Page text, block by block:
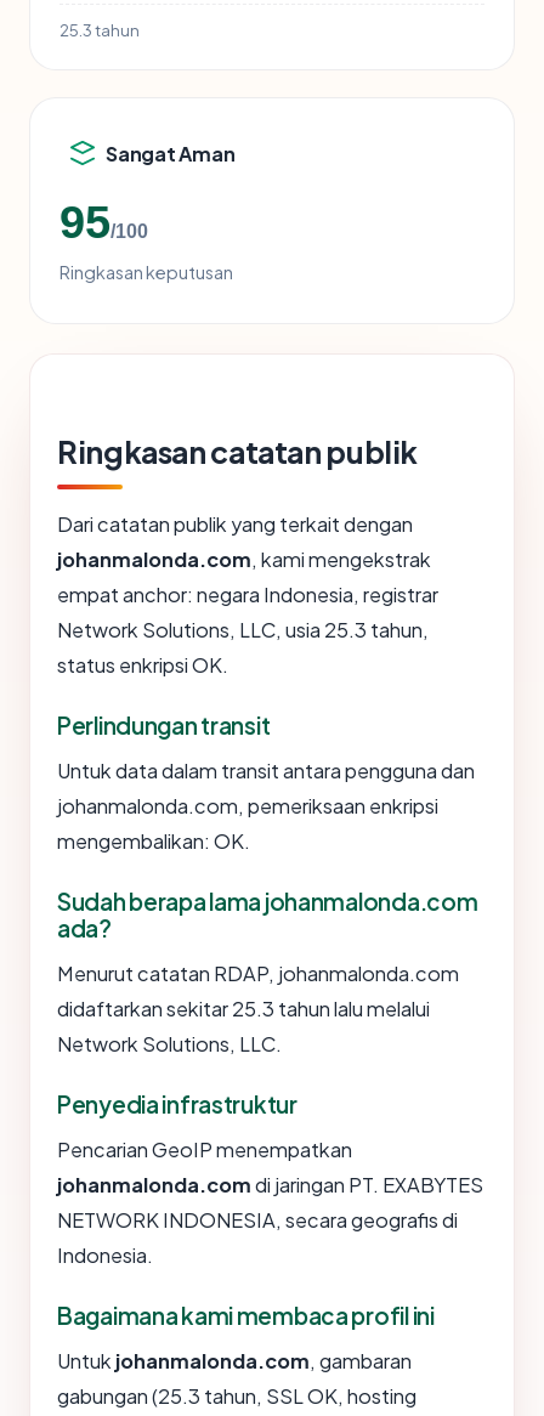
25.3 tahun
Sangat Aman
95/100
Ringkasan keputusan
Ringkasan catatan publik
Dari catatan publik yang terkait dengan
johanmalonda.com, kami mengekstrak
empat anchor: negara Indonesia, registrar
Network Solutions, LLC, usia 25.3 tahun,
status enkripsi OK.
Perlindungan transit
Untuk data dalam transit antara pengguna dan
johanmalonda.com, pemeriksaan enkripsi
mengembalikan: OK.
Sudah berapa lama johanmalonda.com
ada?
Menurut catatan RDAP, johanmalonda.com
didaftarkan sekitar 25.3 tahun lalu melalui
Network Solutions, LLC.
Penyedia infrastruktur
Pencarian GeoIP menempatkan
johanmalonda.comdi jaringan PT. EXABYTES
NETWORK INDONESIA, secara geografis di
Indonesia.
Bagaimana kami membaca profil ini
Untuk johanmalonda.com, gambaran
gabungan (25.3 tahun, SSL OK, hosting